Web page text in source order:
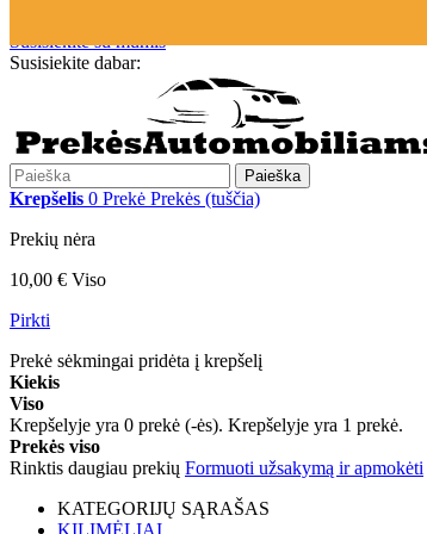
Susisiekite su mumis
Susisiekite dabar:
Paieška
Krepšelis 0 Prekė Prekės (tuščia)
Prekių nėra
10,00 € Viso
Pirkti
Prekė sėkmingai pridėta į krepšelį
Kiekis
Viso
Krepšelyje yra 0 prekė (-ės). Krepšelyje yra 1 prekė.
Prekės viso
Rinktis daugiau prekių Formuoti užsakymą ir apmokėti
KATEGORIJŲ SĄRAŠAS
KILIMĖLIAI